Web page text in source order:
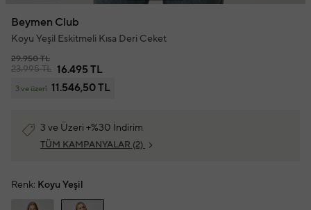
Beymen Club
Koyu Yeşil Eskitmeli Kısa Deri Ceket
29.950 TL
23.995 TL 16.495 TL
3 ve üzeri 11.546,50 TL
3 ve Üzeri +%30 İndirim
TÜM KAMPANYALAR (2)
Renk: Koyu Yeşil